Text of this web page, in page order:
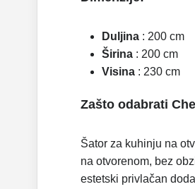
Duljina : 200 cm
Širina : 200 cm
Visina : 230 cm
Zašto odabrati
Šator za kuhinju na
na otvorenom, bez
estetski privlačan